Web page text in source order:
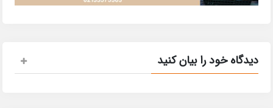
دیدگاه خود را بیان کنید